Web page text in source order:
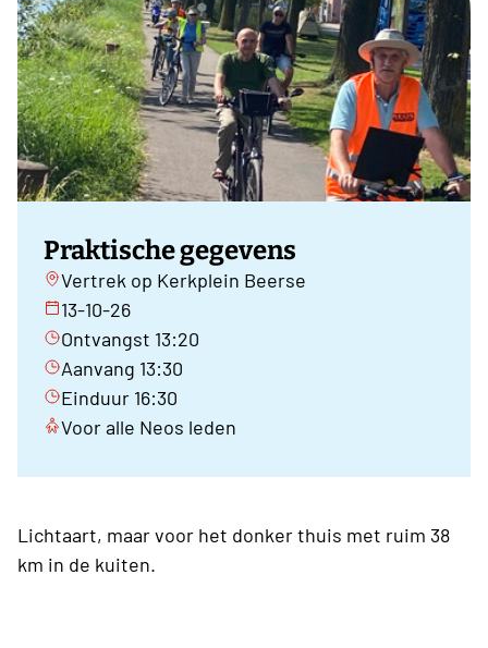
Praktische gegevens
Vertrek op Kerkplein Beerse
13-10-26
Ontvangst 13:20
Aanvang 13:30
Einduur 16:30
Voor alle Neos leden
Lichtaart, maar voor het donker thuis met ruim 38
km in de kuiten.